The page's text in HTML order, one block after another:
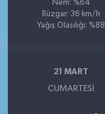
Nem: %64
Rüzgar: 36 km/h
Yağış Olasılığı: %88
21 MART
CUMARTESI